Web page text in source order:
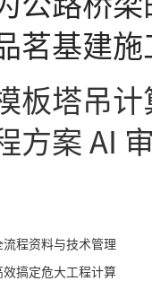
茗基建
板塔吊
方案 AI
程资料与技术管理
搞定危大工程计算